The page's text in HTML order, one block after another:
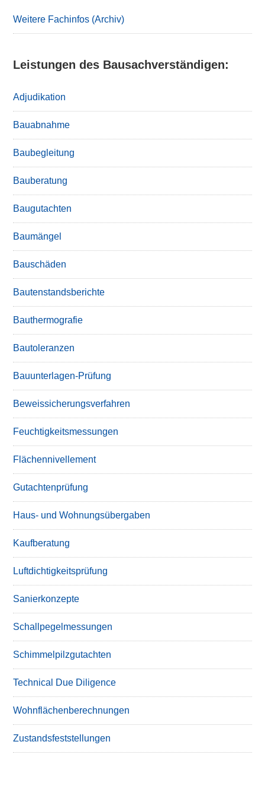
Weitere Fachinfos (Archiv)
Leistungen des Bausachverständigen:
Adjudikation
Bauabnahme
Baubegleitung
Bauberatung
Baugutachten
Baumängel
Bauschäden
Bautenstandsberichte
Bauthermografie
Bautoleranzen
Bauunterlagen-Prüfung
Beweissicherungsverfahren
Feuchtigkeitsmessungen
Flächennivellement
Gutachtenprüfung
Haus- und Wohnungsübergaben
Kaufberatung
Luftdichtigkeitsprüfung
Sanierkonzepte
Schallpegelmessungen
Schimmelpilzgutachten
Technical Due Diligence
Wohnflächenberechnungen
Zustandsfeststellungen